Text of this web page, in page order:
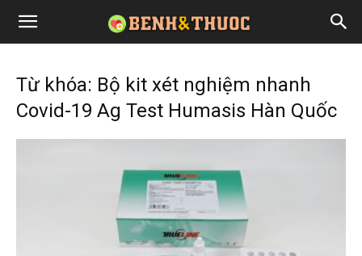
Từ khóa: Bộ kit xét nghiệm nhanh
Covid-19 Ag Test Humasis Hàn Quốc